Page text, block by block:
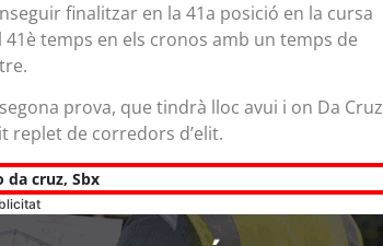
finalitzar en la 41a posició en la cursa
temps en els cronos amb un temps de
prova, que tindrà lloc avui i on Da Cruz
replet de corredors d’elit.
da cruz, Sbx